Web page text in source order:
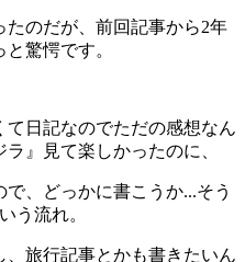
のだが、前回記事から2年
驚愕です。
て日記なのでただの感想なん
』見て楽しかったのに、
、どっかに書こうか...そう
う流れ。
旅行記事とかも書きたいん